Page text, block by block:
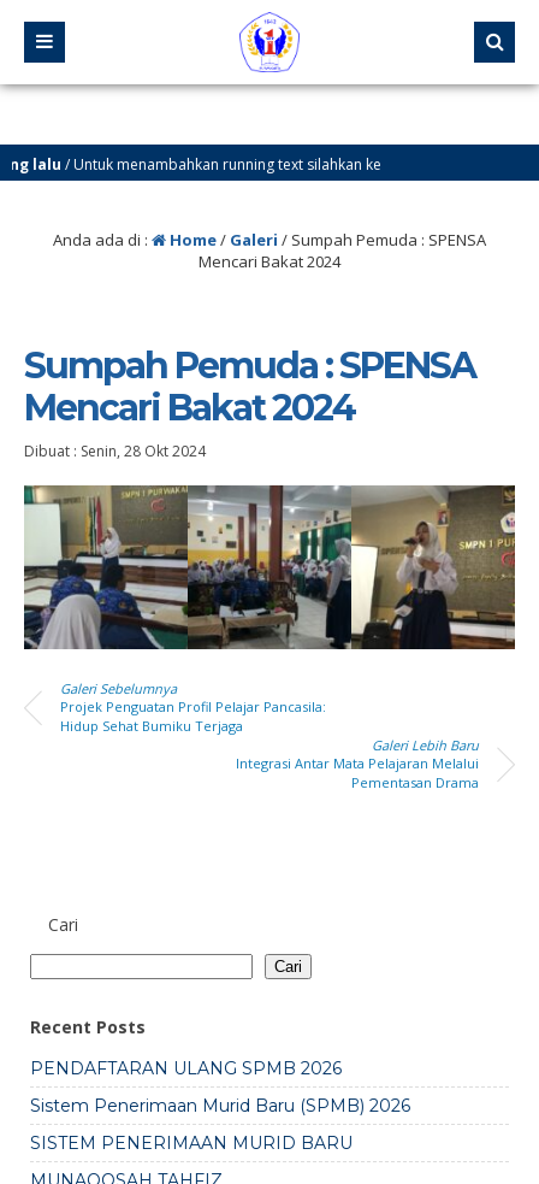
lalu/ Untuk menambahkan running text silahkan ke
Sekilas Info
Anda ada di : Home/ Galeri / Sumpah Pemuda : SPENSA
Mencari Bakat 2024
Sumpah Pemuda : SPENSA
Mencari Bakat 2024
Dibuat : Senin, 28 Okt 2024
Galeri Sebelumnya
Projek Penguatan Profil Pelajar Pancasila:
Hidup Sehat Bumiku Terjaga
Galeri Lebih Baru
Integrasi Antar Mata Pelajaran Melalui
Pementasan Drama
Cari
Cari
Recent Posts
PENDAFTARAN ULANG SPMB 2026
Sistem Penerimaan Murid Baru (SPMB) 2026
SISTEM PENERIMAAN MURID BARU